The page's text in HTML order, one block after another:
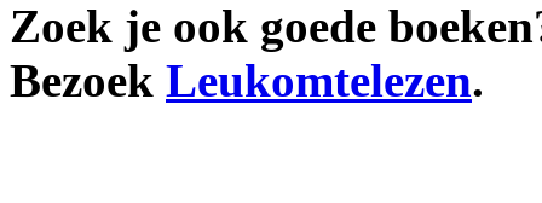
Zoek je ook goede
Bezoek Leukomtelezen.